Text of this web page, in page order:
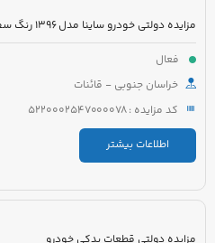
مزایده دولتی خودرو ساینا مدل 1396 رنگ سفید روغنی
فعال
خراسان جنوبی - قائنات
کد مزایده : 5220002547000078
اطلاعات بیشتر